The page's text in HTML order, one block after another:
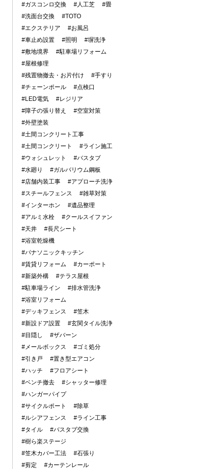
#ガスコンロ交換
#人工芝
#畳
#洗面台交換
#TOTO
#エクステリア
#お風呂
#車止め設置
#照明
#塀洗浄
#敷地境界
#駐車場リフォーム
#屋根修理
#残置物撤去・お片付け
#手すり
#チェーンポール
#点検口
#LED電気
#レジリア
#障子の張り替え
#空室対策
#外壁塗装
#土間コンクリート工事
#土間コンクリート
#ライン施工
#ウォシュレット
#バスタブ
#水廻り
#ガルバリウム鋼板
#店舗内装工事
#アプローチ洗浄
#スチールフェンス
#雑草対策
#インターホン
#遺品整理
#アルミ水栓
#クールスイファン
#天井
#長尺シート
#浴室乾燥機
#パナソニックキッチン
#賃貸リフォーム
#カーポート
#新築外構
#テラス屋根
#駐車場ライン
#排水管洗浄
#浴室リフォーム
#デッキフェンス
#笠木
#新設ドア設置
#玄関タイル洗浄
#目隠し
#ザバーン
#メールボックス
#ゴミ処分
#引き戸
#置き型エアコン
#ハッチ
#フロアシート
#ベンチ撤去
#シャッター修理
#ハンガーパイプ
#サイクルポート
#除草
#ルシアフェンス
#ライン工事
#タイル
#バスタブ交換
#樹ら楽ステージ
#笠木カバー工法
#石張り
#剪定
#カーテンレール